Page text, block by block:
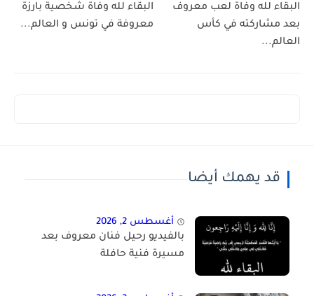
البقاء لله وفاة لعب معروف
بعد مشاركته في كأس
العالم...
البقاء لله وفاة شخصية بارزة
معروفة في تونس و العالم...
قد يهمك أيضا
أغسطس 2, 2026
بالفيديو رحيل فنان معروف بعد
مسيرة فنية حافلة